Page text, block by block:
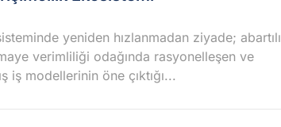
yeniden hızlanmadan ziyade; abartılı
verimliliği odağında rasyonelleşen ve
iş modellerinin öne çıktığı...